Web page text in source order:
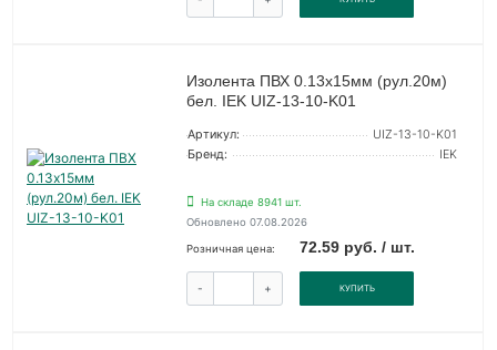
Изолента ПВХ 0.13х15мм (рул.20м)
бел. IEK UIZ-13-10-K01
Артикул:
UIZ-13-10-K01
Бренд:
IEK
На складе 8941 шт.
Обновлено 07.08.2026
Розничная цена: 72.59 руб. / шт.
- + КУПИТЬ